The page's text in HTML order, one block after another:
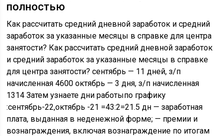
полностью
Как рассчитать средний дневной заработок и средний
заработок за указанные месяцы в справке для центра
занятости? Как рассчитать средний дневной заработок
и средний заработок за указанные месяцы в справке
для центра занятости? сентябрь — 11 дней, з/п
начисленная 4600 октябрь — 3 дня, з/п начисленная
1314 Затем узнаете дни работыпо графику
:сентябрь-22,октябрь -21 =43:2=21.5 дн — заработная
плата, выданная в неденежной форме; — премии и
вознаграждения, включая вознаграждение по итогам